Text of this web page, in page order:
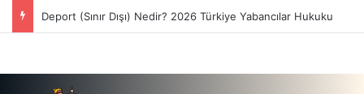
Deport (Sınır Dışı) Nedir? 2026 Türkiye Yabancılar Hukuku